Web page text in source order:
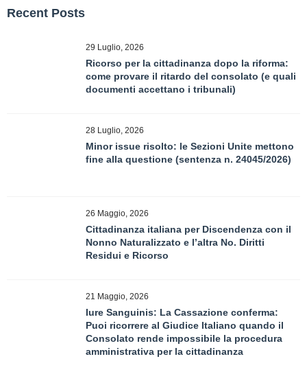
Recent Posts
29 Luglio, 2026
Ricorso per la cittadinanza dopo la riforma:
come provare il ritardo del consolato (e quali
documenti accettano i tribunali)
28 Luglio, 2026
Minor issue risolto: le Sezioni Unite mettono
fine alla questione (sentenza n. 24045/2026)
26 Maggio, 2026
Cittadinanza italiana per Discendenza con il
Nonno Naturalizzato e l’altra No. Diritti
Residui e Ricorso
21 Maggio, 2026
Iure Sanguinis: La Cassazione conferma:
Puoi ricorrere al Giudice Italiano quando il
Consolato rende impossibile la procedura
amministrativa per la cittadinanza